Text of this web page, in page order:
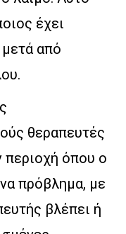
έχει
από
θεραπευτές
περιοχή όπου ο
πρόβλημα, με
βλέπει ή